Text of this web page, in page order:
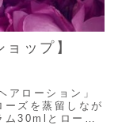
ップ】
アローション」
ーズを蒸留しなが
ム30mlとローズ